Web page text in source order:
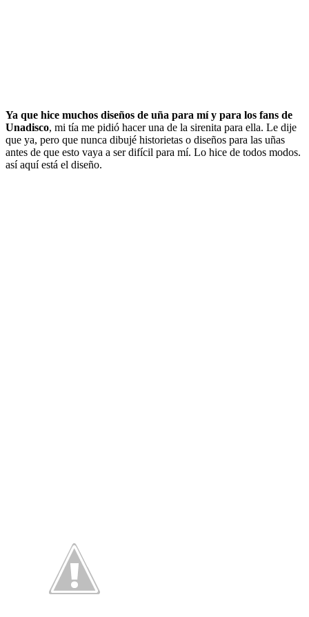
Ya que hice muchos diseños de uña para mí y para los fans de
Unadisco, mi tía me pidió hacer una de la sirenita para ella. Le dije
que ya, pero que nunca dibujé historietas o diseños para las uñas
antes de que esto vaya a ser difícil para mí. Lo hice de todos modos.
así aquí está el diseño.